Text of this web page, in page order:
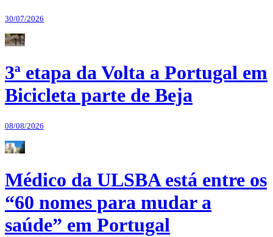
30/07/2026
3ª etapa da Volta a Portugal em
Bicicleta parte de Beja
08/08/2026
Médico da ULSBA está entre os
“60 nomes para mudar a
saúde” em Portugal